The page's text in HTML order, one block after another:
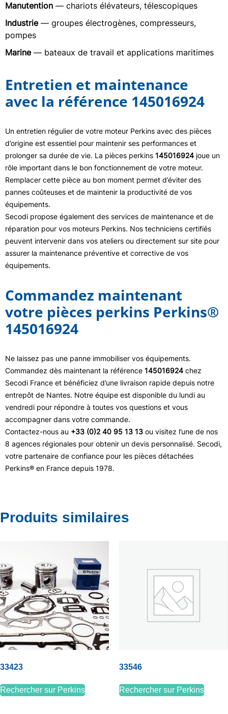
Manutention — chariots élévateurs, télescopiques
Industrie— groupes électrogènes, compresseurs,
pompes
Marine— bateaux de travail et applications maritimes
Entretien et maintenance
avec la référence 145016924
Un entretien régulier de votre moteur Perkins avec des pièces
d’origine est essentiel pour maintenir ses performances et
prolonger sa durée de vie. La pièces perkins 145016924 joue un
rôle important dans le bon fonctionnement de votre moteur.
Remplacer cette pièce au bon moment permet d’éviter des
pannes coûteuses et de maintenir la productivité de vos
équipements.
Secodi propose également des services de maintenance et de
réparation pour vos moteurs Perkins. Nos techniciens certifiés
peuvent intervenir dans vos ateliers ou directement sur site pour
assurer la maintenance préventive et corrective de vos
équipements.
Commandez maintenant
votre pièces perkins Perkins®
145016924
Ne laissez pas une panne immobiliser vos équipements.
Commandez dès maintenant la référence 145016924 chez
Secodi France et bénéficiez d’une livraison rapide depuis notre
entrepôt de Nantes. Notre équipe est disponible du lundi au
vendredi pour répondre à toutes vos questions et vous
accompagner dans votre commande.
Contactez-nous au +33 (0)2 40 95 13 13 ou visitez l’une de nos
8 agences régionales pour obtenir un devis personnalisé. Secodi,
votre partenaire de confiance pour les pièces détachées
Perkins® en France depuis 1978.
Produits similaires
33423
Rechercher sur Perkins
33546
Rechercher sur Perkins